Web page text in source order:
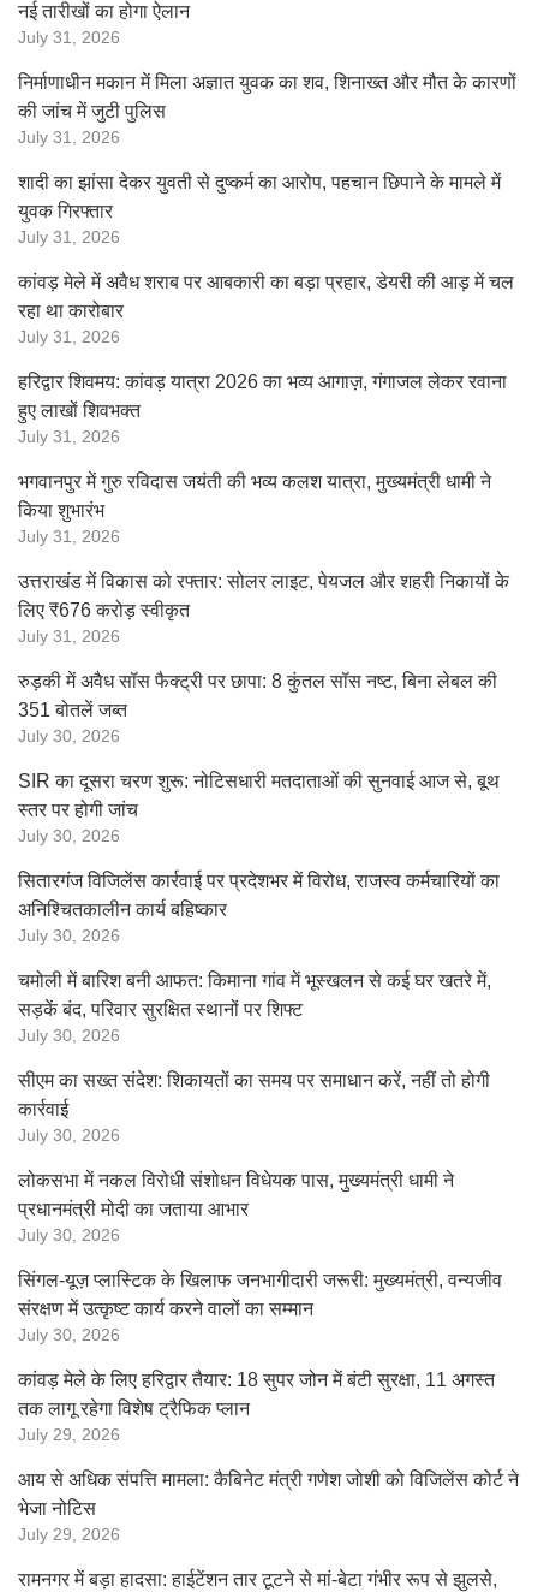
नई तारीखों का होगा ऐलान
July 31, 2026
निर्माणाधीन मकान में मिला अज्ञात युवक का शव, शिनाख्त और मौत के कारणों
की जांच में जुटी पुलिस
July 31, 2026
शादी का झांसा देकर युवती से दुष्कर्म का आरोप, पहचान छिपाने के मामले में
युवक गिरफ्तार
July 31, 2026
कांवड़ मेले में अवैध शराब पर आबकारी का बड़ा प्रहार, डेयरी की आड़ में चल
रहा था कारोबार
July 31, 2026
हरिद्वार शिवमय: कांवड़ यात्रा 2026 का भव्य आगाज़, गंगाजल लेकर रवाना
हुए लाखों शिवभक्त
July 31, 2026
भगवानपुर में गुरु रविदास जयंती की भव्य कलश यात्रा, मुख्यमंत्री धामी ने
किया शुभारंभ
July 31, 2026
उत्तराखंड में विकास को रफ्तार: सोलर लाइट, पेयजल और शहरी निकायों के
लिए ₹676 करोड़ स्वीकृत
July 31, 2026
रुड़की में अवैध सॉस फैक्ट्री पर छापा: 8 कुंतल सॉस नष्ट, बिना लेबल की
351 बोतलें जब्त
July 30, 2026
SIR का दूसरा चरण शुरू: नोटिसधारी मतदाताओं की सुनवाई आज से, बूथ
स्तर पर होगी जांच
July 30, 2026
सितारगंज विजिलेंस कार्रवाई पर प्रदेशभर में विरोध, राजस्व कर्मचारियों का
अनिश्चितकालीन कार्य बहिष्कार
July 30, 2026
चमोली में बारिश बनी आफत: किमाना गांव में भूस्खलन से कई घर खतरे में,
सड़कें बंद, परिवार सुरक्षित स्थानों पर शिफ्ट
July 30, 2026
सीएम का सख्त संदेश: शिकायतों का समय पर समाधान करें, नहीं तो होगी
कार्रवाई
July 30, 2026
लोकसभा में नकल विरोधी संशोधन विधेयक पास, मुख्यमंत्री धामी ने
प्रधानमंत्री मोदी का जताया आभार
July 30, 2026
सिंगल-यूज़ प्लास्टिक के खिलाफ जनभागीदारी जरूरी: मुख्यमंत्री, वन्यजीव
संरक्षण में उत्कृष्ट कार्य करने वालों का सम्मान
July 30, 2026
कांवड़ मेले के लिए हरिद्वार तैयार: 18 सुपर जोन में बंटी सुरक्षा, 11 अगस्त
तक लागू रहेगा विशेष ट्रैफिक प्लान
July 29, 2026
आय से अधिक संपत्ति मामला: कैबिनेट मंत्री गणेश जोशी को विजिलेंस कोर्ट ने
भेजा नोटिस
July 29, 2026
रामनगर में बड़ा हादसा: हाईटेंशन तार टूटने से मां-बेटा गंभीर रूप से झुलसे,